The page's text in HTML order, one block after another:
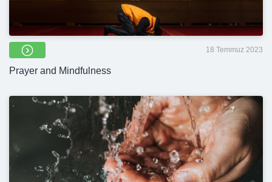
18 Temmuz 2023
Prayer and Mindfulness